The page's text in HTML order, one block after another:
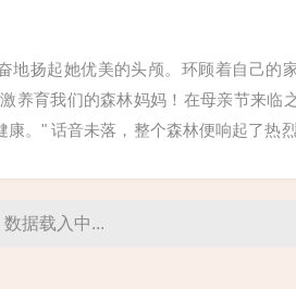
地扬起她优美的头颅。环顾着自己
养育我们的森林妈妈！在母亲节来临
。" 话音未落，整个森林便响起了热
数据载入中...